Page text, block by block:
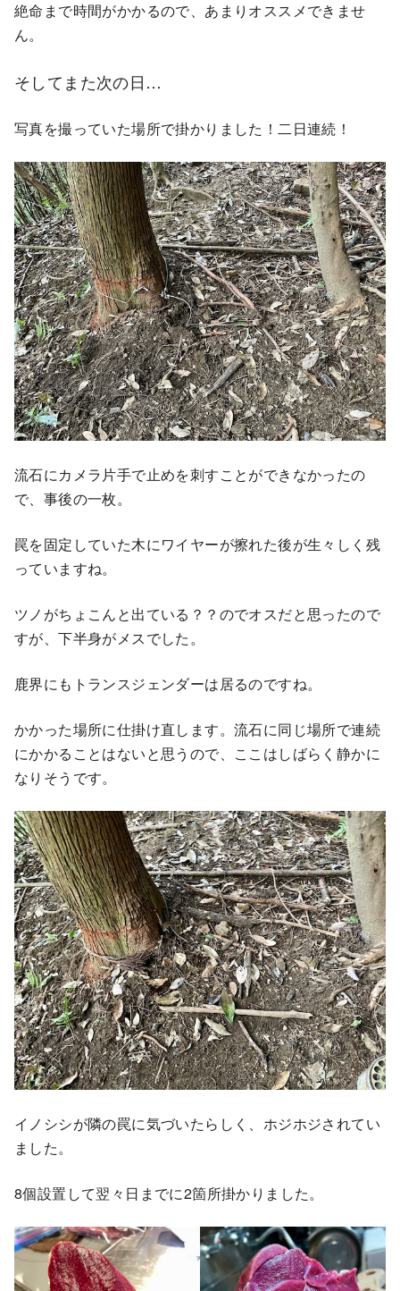
絶命まで時間がかかるので、あまりオススメできませ
ん。
そしてまた次の日…
写真を撮っていた場所で掛かりました！二日連続！
流石にカメラ片手で止めを刺すことができなかったの
で、事後の一枚。
罠を固定していた木にワイヤーが擦れた後が生々しく残
っていますね。
ツノがちょこんと出ている？？のでオスだと思ったので
すが、下半身がメスでした。
鹿界にもトランスジェンダーは居るのですね。
かかった場所に仕掛け直します。流石に同じ場所で連続
にかかることはないと思うので、ここはしばらく静かに
なりそうです。
イノシシが隣の罠に気づいたらしく、ホジホジされてい
ました。
8個設置して翌々日までに2箇所掛かりました。